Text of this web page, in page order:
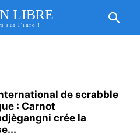
LIBRE
sur l'info !
de scrabble
: Carnot
crée la